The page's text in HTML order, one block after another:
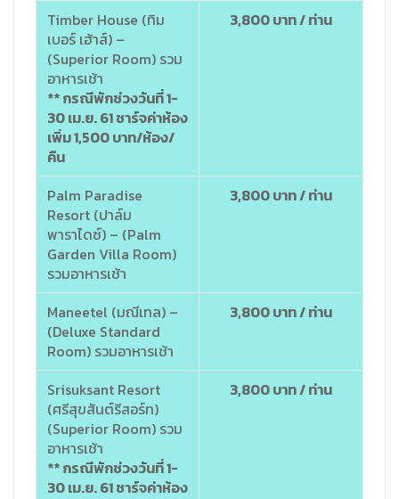
Timber House (ทิม
เบอร์ เฮ้าส์) –
(Superior Room) รวม
อาหารเช้า
** กรณีพักช่วงวันที่ 1-
30 เม.ย. 61 ชาร์จค่าห้อง
เพิ่ม 1,500 บาท/ห้อง/
คืน
3,800 บาท / ท่าน
Palm Paradise
Resort (ปาล์ม
พาราไดซ์) – (Palm
Garden Villa Room)
รวมอาหารเช้า
3,800 บาท / ท่าน
Maneetel (มณีเทล) –
(Deluxe Standard
Room) รวมอาหารเช้า
3,800 บาท / ท่าน
Srisuksant Resort
(ศรีสุขสันต์รีสอร์ท)
(Superior Room) รวม
อาหารเช้า
** กรณีพักช่วงวันที่ 1-
30 เม.ย. 61 ชาร์จค่าห้อง
3,800 บาท / ท่าน